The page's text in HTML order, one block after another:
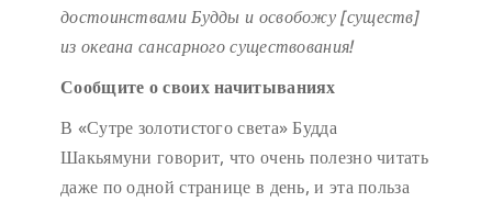
достоинствами Будды и освобожу [существ]
из океана сансарного существования!
Сообщите о своих начитываниях
В «Сутре золотистого света» Будда
Шакьямуни говорит, что очень полезно читать
даже по одной странице в день, и эта польза